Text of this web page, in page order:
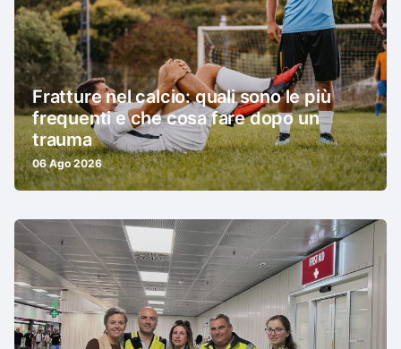
Fratture nel calcio: quali sono le più
frequenti e che cosa fare dopo un
trauma
06 Ago 2026